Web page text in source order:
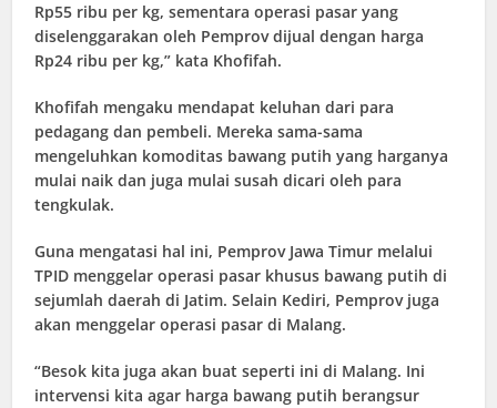
Rp55 ribu per kg, sementara operasi pasar yang
diselenggarakan oleh Pemprov dijual dengan harga
Rp24 ribu per kg,” kata Khofifah.
Khofifah mengaku mendapat keluhan dari para
pedagang dan pembeli. Mereka sama-sama
mengeluhkan komoditas bawang putih yang harganya
mulai naik dan juga mulai susah dicari oleh para
tengkulak.
Guna mengatasi hal ini, Pemprov Jawa Timur melalui
TPID menggelar operasi pasar khusus bawang putih di
sejumlah daerah di Jatim. Selain Kediri, Pemprov juga
akan menggelar operasi pasar di Malang.
“Besok kita juga akan buat seperti ini di Malang. Ini
intervensi kita agar harga bawang putih berangsur